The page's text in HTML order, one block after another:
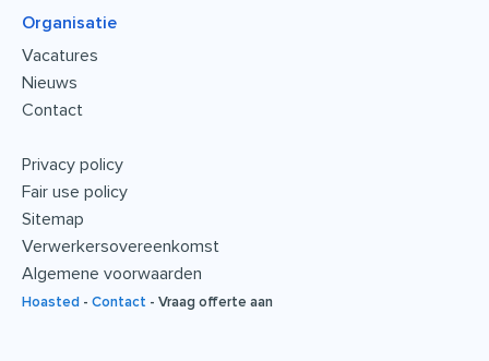
Organisatie
Vacatures
Nieuws
Contact
Privacy policy
Fair use policy
Sitemap
Verwerkersovereenkomst
Algemene voorwaarden
Hoasted - Contact - Vraag offerte aan